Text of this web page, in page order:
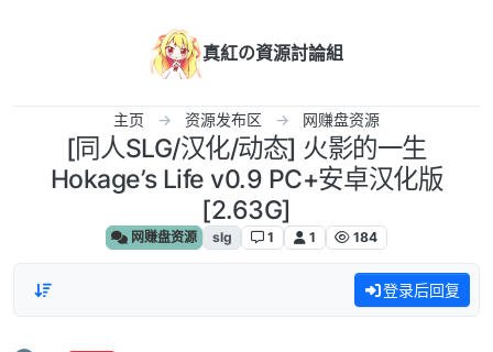
真紅の資源討論組
主页 资源发布区 网赚盘资源
[同人SLG/汉化/动态] 火影的一生
Hokage’s Life v0.9 PC+安卓汉化版
[2.63G]
网赚盘资源 slg 1 1 184
登录后回复